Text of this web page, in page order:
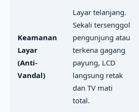
Keamanan
Layar
(Anti-
Vandal)
Layar telanjang.
Sekali tersenggol
pengunjung atau
terkena gagang
payung, LCD
langsung retak
dan TV mati
total.